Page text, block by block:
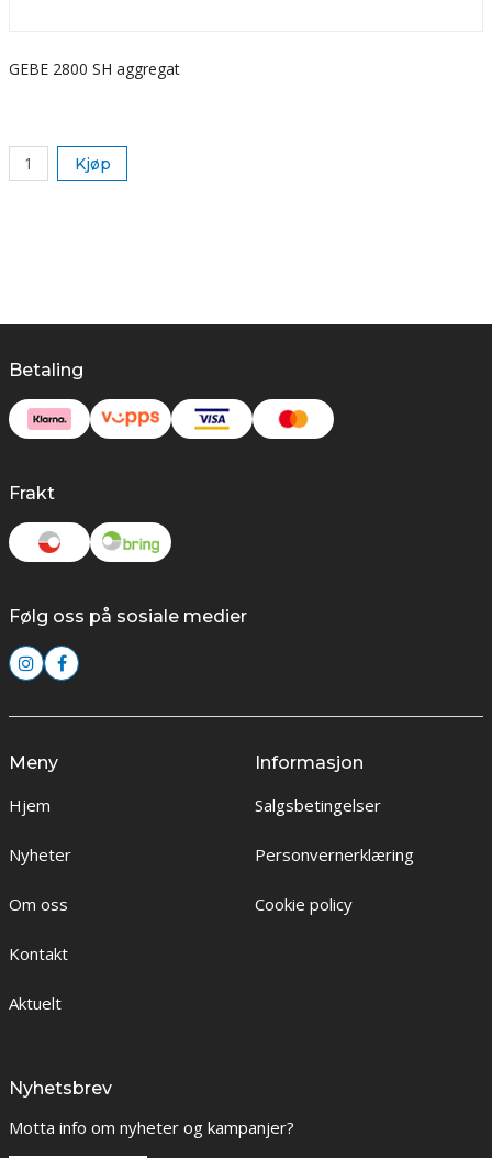
GEBE 2800 SH aggregat
Kjøp
Betaling
Frakt
Følg oss på sosiale medier
Meny
Hjem
Nyheter
Om oss
Kontakt
Aktuelt
Informasjon
Salgsbetingelser
Personvernerklæring
Cookie policy
Nyhetsbrev
Motta info om nyheter og kampanjer?